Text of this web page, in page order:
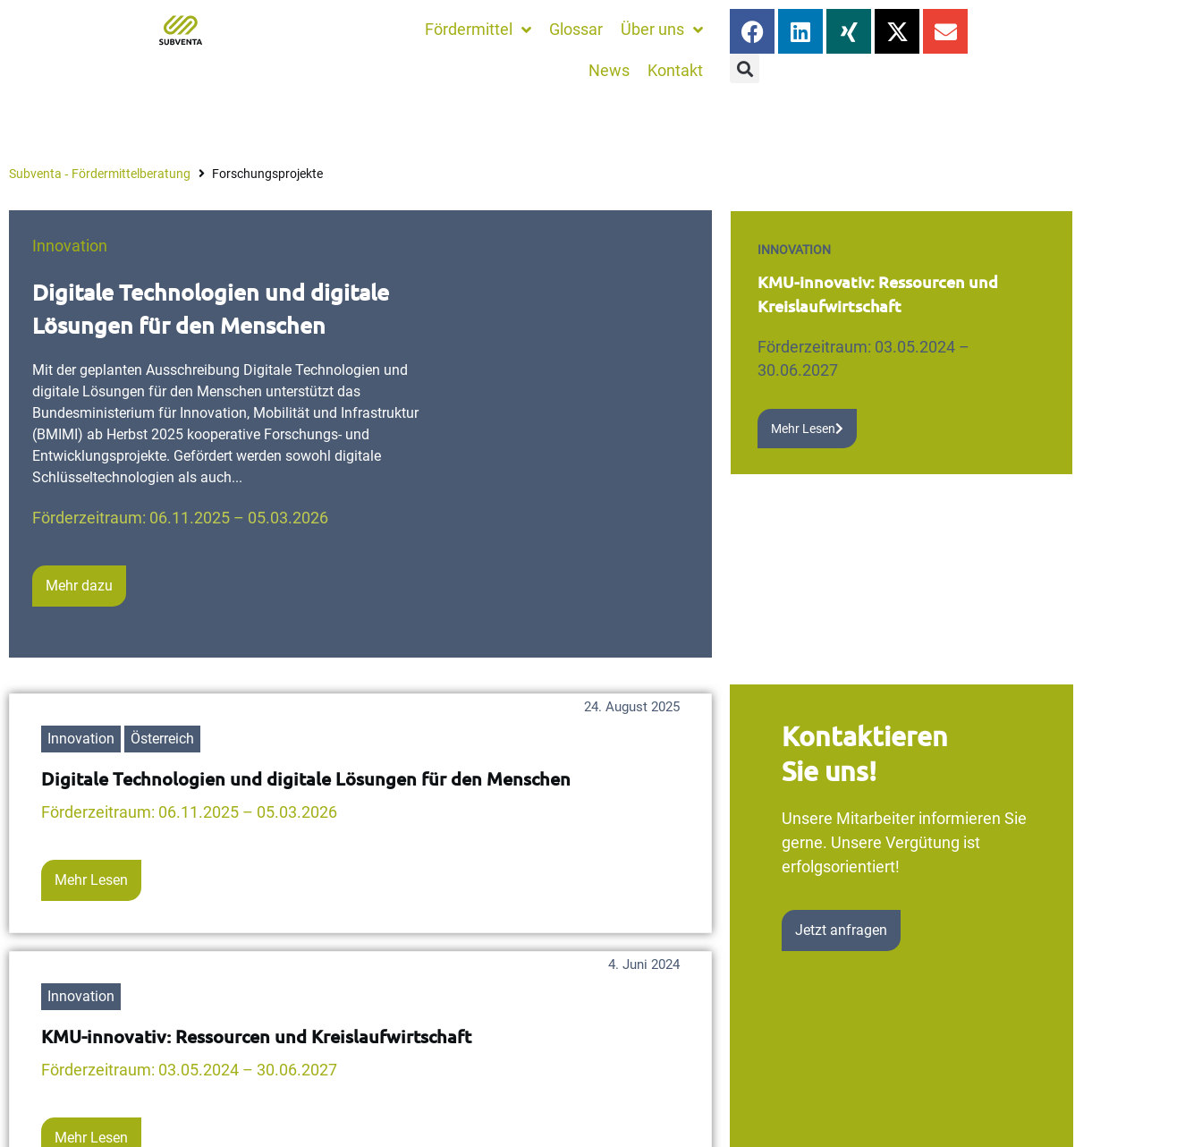
Fördermittel Glossar Über uns
News Kontakt
Subventa ‐ Fördermittelberatung Forschungsprojekte
Innovation
Digitale Technologien und digitale
Lösungen für den Menschen
Mit der geplanten Ausschreibung Digitale Technologien und
digitale Lösungen für den Menschen unterstützt das
Bundesministerium für Innovation, Mobilität und Infrastruktur
(BMIMI) ab Herbst 2025 kooperative Forschungs- und
Entwicklungsprojekte. Gefördert werden sowohl digitale
Schlüsseltechnologien als auch...
Förderzeitraum: 06.11.2025 – 05.03.2026
Mehr dazu
INNOVATION
KMU-innovativ: Ressourcen und
Kreislaufwirtschaft
Förderzeitraum: 03.05.2024 –
30.06.2027
Mehr Lesen
Innovation Österreich
24. August 2025
Digitale Technologien und digitale Lösungen für den Menschen
Förderzeitraum: 06.11.2025 – 05.03.2026
Mehr Lesen
Innovation
4. Juni 2024
KMU-innovativ: Ressourcen und Kreislaufwirtschaft
Förderzeitraum: 03.05.2024 – 30.06.2027
Mehr Lesen
Kontaktieren
Sie uns!
Unsere Mitarbeiter informieren Sie
gerne. Unsere Vergütung ist
erfolgsorientiert!
Jetzt anfragen